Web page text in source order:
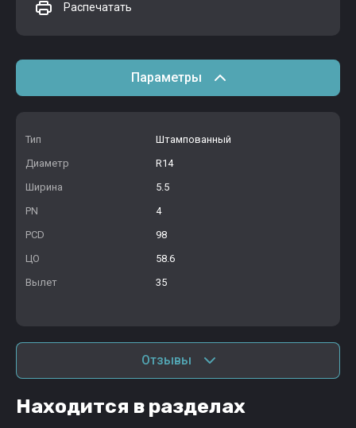
Распечатать
Параметры
Тип
Штампованный
Диаметр
R14
Ширина
5.5
PN
4
PCD
98
ЦО
58.6
Вылет
35
Отзывы
Находится в разделах